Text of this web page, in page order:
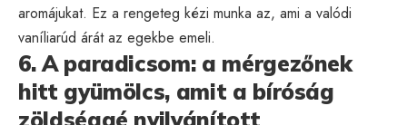
aromájukat. Ez a rengeteg kézi munka az, ami a valódi
vaníliarúd árát az egekbe emeli.
6. A paradicsom: a mérgezőnek
hitt gyümölcs, amit a bíróság
zöldséggé nyilvánított